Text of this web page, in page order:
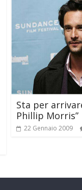
Sta per
Phillip Morris”
22 Gennaio 2009